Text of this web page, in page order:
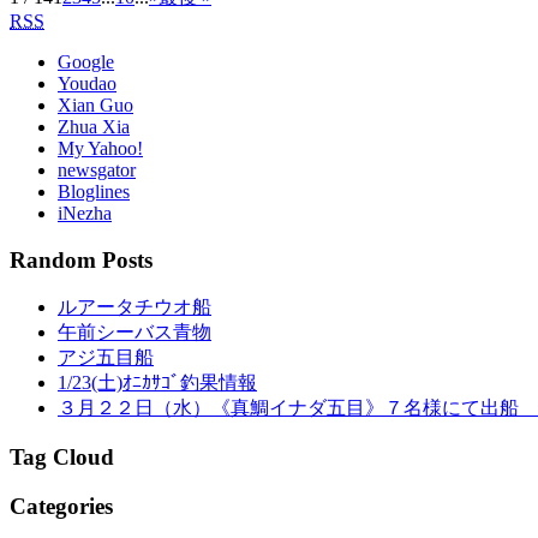
RSS
Google
Youdao
Xian Guo
Zhua Xia
My Yahoo!
newsgator
Bloglines
iNezha
Random Posts
ルアータチウオ船
午前シーバス青物
アジ五目船
1/23(土)ｵﾆｶｻｺﾞ釣果情報
３月２２日（水）《真鯛イナダ五目》７名様にて出船
Tag Cloud
Categories